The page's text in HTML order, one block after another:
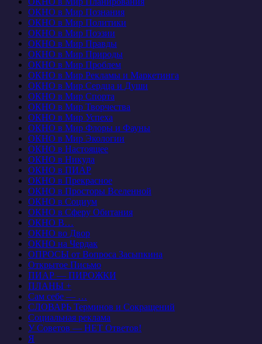
ОКНО в Мир Познания
ОКНО в Мир Политики
ОКНО в Мир Поэзии
ОКНО в Мир Правды
ОКНО в Мир Природы
ОКНО в Мир Проблем
ОКНО в Мир Рекламы и Маркетинга
ОКНО в Мир Сердца и Души
ОКНО в Мир Спорта
ОКНО в Мир Творчества
ОКНО в Мир Успеха
ОКНО в Мир Флоры и Фауны
ОКНО в Мир Экологии
ОКНО в Настоящее
ОКНО в Никуда
ОКНО в ПИАР
ОКНО в Прекрасное
ОКНО в Просторы Вселенной
ОКНО в Социум
ОКНО в Сферу Обитания
ОКНО В…
ОКНО во Двор
ОКНО на Чердак
ОПРОСЫ от Вопроса Засыпкина
Открытое Письмо
ПИАР — ПИРОЖКИ
ПЛАНЫ +
Сам себе — …
СЛОВАРЬ Терминов и Сокращений
Социальная реклама
У Советов — НЕТ Ответов!
Я